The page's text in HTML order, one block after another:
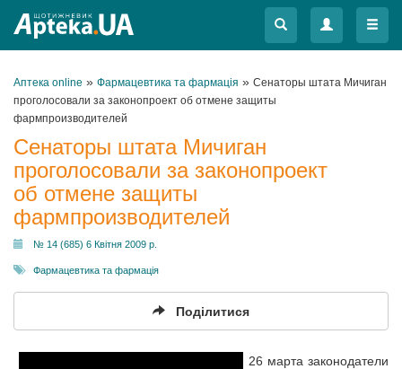
Меню
Меню
Аптека online » Фармацевтика та фармація » Сенаторы штата Мичиган
проголосовали за законопроект об отмене защиты
фармпроизводителей
Сенаторы штата Мичиган
проголосовали за законопроект
об отмене защиты
фармпроизводителей
№ 14 (685) 6 Квітня 2009 р.
Фармацевтика та фармація
Поділитися
26 марта законодатели